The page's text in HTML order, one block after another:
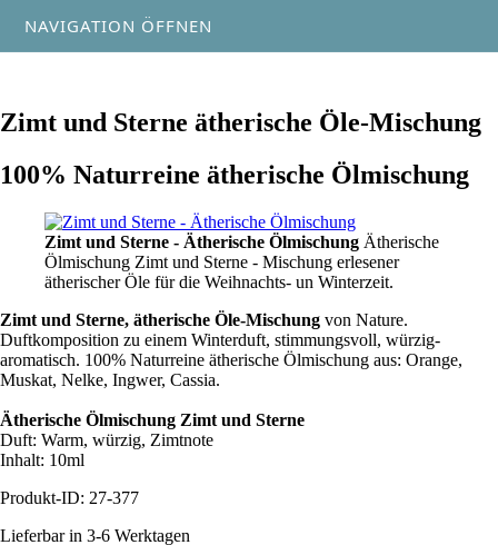
NAVIGATION ÖFFNEN
Zimt und Sterne ätherische Öle-Mischung
100% Naturreine ätherische Ölmischung
Zimt und Sterne - Ätherische Ölmischung Ätherische
Ölmischung Zimt und Sterne - Mischung erlesener
ätherischer Öle für die Weihnachts- un Winterzeit.
Zimt und Sterne, ätherische Öle-Mischung von Nature.
Duftkomposition zu einem Winterduft, stimmungsvoll, würzig-
aromatisch. 100% Naturreine ätherische Ölmischung aus: Orange,
Muskat, Nelke, Ingwer, Cassia.
Ätherische Ölmischung Zimt und Sterne
Duft: Warm, würzig, Zimtnote
Inhalt: 10ml
Produkt-ID: 27-377
Lieferbar in 3-6 Werktagen